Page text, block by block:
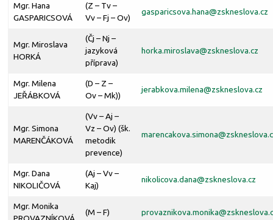
Mgr. Hana
GASPARICSOVÁ
(Z – Tv –
Vv – Fj – Ov)
gasparicsova.hana@zskneslova.cz
Mgr. Miroslava
HORKÁ
(Čj – Nj –
jazyková
příprava)
horka.miroslava@zskneslova.cz
Mgr. Milena
JEŘÁBKOVÁ
(D – Z –
Ov – Mk))
jerabkova.milena@zskneslova.cz
Mgr. Simona
MARENČÁKOVÁ
(Vv – Aj –
Vz – Ov) (šk.
metodik
prevence)
marencakova.simona@
Mgr. Dana
NIKOLIČOVÁ
(Aj – Vv –
Kaj)
nikolicova.dana@zskneslova.cz
Mgr. Monika
(M – F) provaznikova.monika@